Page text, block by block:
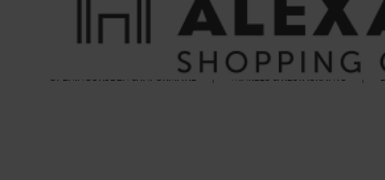
OPENINGSTIJDEN & INFORMATIE WINKELS & RESTAURANTS